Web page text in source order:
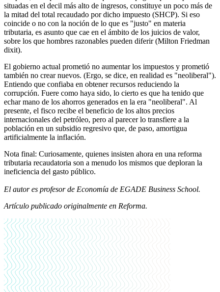
situadas en el decil más alto de ingresos, constituye un poco más de
la mitad del total recaudado por dicho impuesto (SHCP). Si eso
coincide o no con la noción de lo que es "justo" en materia
tributaria, es asunto que cae en el ámbito de los juicios de valor,
sobre los que hombres razonables pueden diferir (Milton Friedman
dixit).
El gobierno actual prometió no aumentar los impuestos y prometió
también no crear nuevos. (Ergo, se dice, en realidad es "neoliberal").
Entiendo que confiaba en obtener recursos reduciendo la
corrupción. Fuere como haya sido, lo cierto es que ha tenido que
echar mano de los ahorros generados en la era "neoliberal". Al
presente, el fisco recibe el beneficio de los altos precios
internacionales del petróleo, pero al parecer lo transfiere a la
población en un subsidio regresivo que, de paso, amortigua
artificialmente la inflación.
Nota final: Curiosamente, quienes insisten ahora en una reforma
tributaria recaudatoria son a menudo los mismos que deploran la
ineficiencia del gasto público.
El autor es profesor de Economía de EGADE Business School.
Artículo publicado originalmente en Reforma.